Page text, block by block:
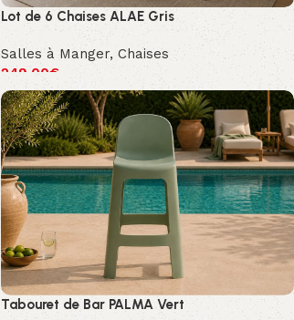
Lot de 6 Chaises ALAE Gris
Salles à Manger, Chaises
249.00€
Tabouret de Bar PALMA Vert